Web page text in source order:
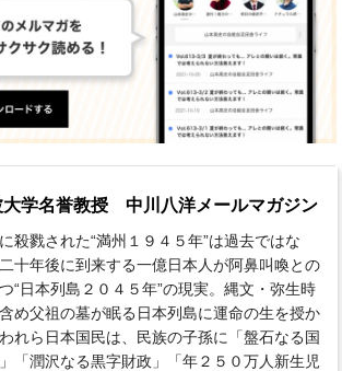
大学名誉教授 中川八洋メールマガジン
殺戮された“満州１９４５年”は過去ではな
十年後に到来する一億日本人が阿鼻叫喚との
“日本列島２０４５年”の現実。縄文・弥生時
め父祖の墓が眠る日本列島に運命の生を授か
れら日本国民は、民族の子孫に「盤石なる国
「潤沢なる黒字財政」「年２５０万人新生児